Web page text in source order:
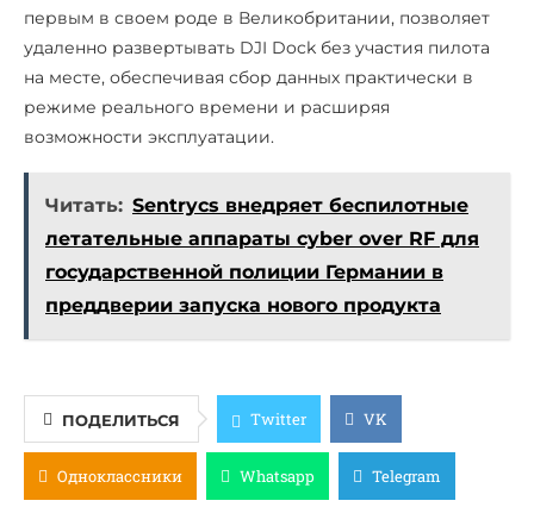
первым в своем роде в Великобритании, позволяет
удаленно развертывать DJI Dock без участия пилота
на месте, обеспечивая сбор данных практически в
режиме реального времени и расширяя
возможности эксплуатации.
Читать: Sentrycs внедряет беспилотные
летательные аппараты cyber over RF для
государственной полиции Германии в
преддверии запуска нового продукта
ПОДЕЛИТЬСЯ Twitter VK
Одноклассники Whatsapp Telegram